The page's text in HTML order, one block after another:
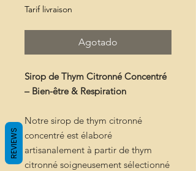
Tarif livraison
Agotado
Sirop de Thym Citronné Concentré
– Bien-être & Respiration
Notre sirop de thym citronné
concentré est élaboré
artisanalement à partir de thym
citronné soigneusement sélectionné
REVIEWS